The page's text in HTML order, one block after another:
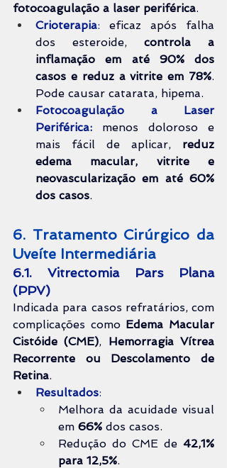
fotocoagulação a laser periférica.
Crioterapia: eficaz após falha
dos esteroide, controla a
inflamação em até 90% dos
casos e reduz a vitrite em 78%.
Pode causar catarata, hipema.
Fotocoagulação a Laser
Periférica: menos doloroso e
mais fácil de aplicar, reduz
edema macular, vitrite e
neovascularização em até 60%
dos casos.
6. Tratamento Cirúrgico da
Uveíte Intermediária
6.1. Vitrectomia Pars Plana
(PPV)
Indicada para casos refratários, com
complicações como Edema Macular
Cistóide (CME), Hemorragia Vítrea
Recorrente ou Descolamento de
Retina.
Resultados:
Melhora da acuidade visual
em 66% dos casos.
Redução do CME de 42,1%
para 12,5%.